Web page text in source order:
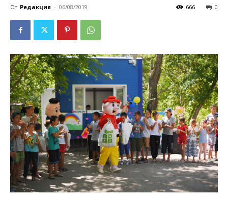
От Редакция - 06/08/2019 0
666